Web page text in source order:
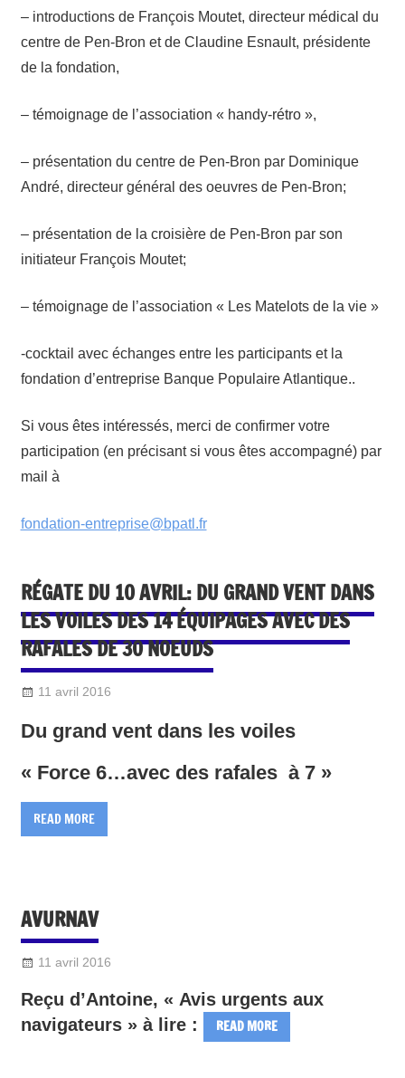
– introductions de François Moutet, directeur médical du
centre de Pen-Bron et de Claudine Esnault, présidente
de la fondation,
– témoignage de l’association « handy-rétro »,
– présentation du centre de Pen-Bron par Dominique
André, directeur général des oeuvres de Pen-Bron;
– présentation de la croisière de Pen-Bron par son
initiateur François Moutet;
– témoignage de l’association « Les Matelots de la vie »
-cocktail avec échanges entre les participants et la
fondation d’entreprise Banque Populaire Atlantique..
Si vous êtes intéressés, merci de confirmer votre
participation (en précisant si vous êtes accompagné) par
mail à
fondation-entreprise@bpatl.fr
RÉGATE DU 10 AVRIL: DU GRAND VENT DANS
LES VOILES DES 14 ÉQUIPAGES AVEC DES
RAFALES DE 30 NOEUDS
11 avril 2016
Du grand vent dans les voiles
« Force 6…avec des rafales à 7 »
READ MORE
AVURNAV
11 avril 2016
Reçu d’Antoine, « Avis urgents aux
navigateurs » à lire :
READ MORE